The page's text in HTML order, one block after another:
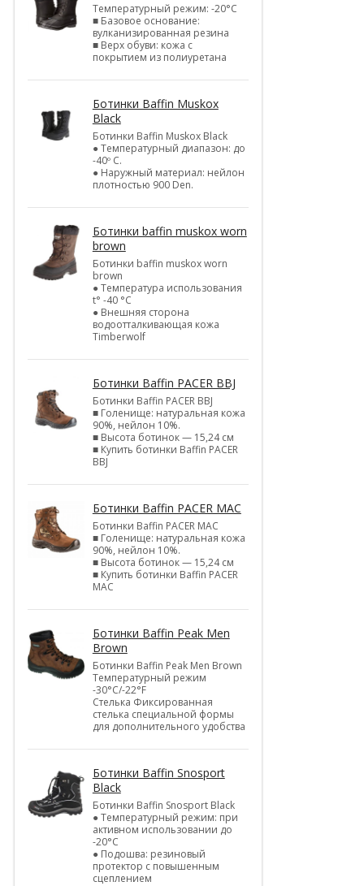
Температурный режим: -20°С
■ Базовое основание:
вулканизированная резина
■ Верх обуви: кожа с
покрытием из полиуретана
Ботинки Baffin Muskox
Black
Ботинки Baffin Muskox Black
● Температурный диапазон: до
-40º C.
● Наружный материал: нейлон
плотностью 900 Den.
Ботинки baffin muskox worn
brown
Ботинки baffin muskox worn
brown
● Температура использования
t° -40 °C
● Внешняя сторона
водоотталкивающая кожа
Timberwolf
Ботинки Baffin PACER BBJ
Ботинки Baffin PACER BBJ
■ Голенище: натуральная кожа
90%, нейлон 10%.
■ Высота ботинок — 15,24 см
■ Купить ботинки Baffin PACER
BBJ
Ботинки Baffin PACER MAC
Ботинки Baffin PACER MAC
■ Голенище: натуральная кожа
90%, нейлон 10%.
■ Высота ботинок — 15,24 см
■ Купить ботинки Baffin PACER
MAC
Ботинки Baffin Peak Men
Brown
Ботинки Baffin Peak Men Brown
Температурный режим
-30°С/-22°F
Стелька Фиксированная
стелька специальной формы
для дополнительного удобства
Ботинки Baffin Snosport
Black
Ботинки Baffin Snosport Black
● Температурный режим: при
активном использовании до
-20°С
● Подошва: резиновый
протектор с повышенным
сцеплением